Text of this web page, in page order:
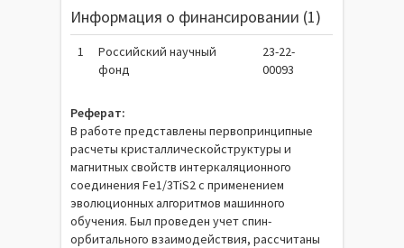
Информация о финансировании (1)
1
Российский научный
фонд
23-22-
00093
Реферат:
В работе представлены первопринципные
расчеты кристаллическойструктуры и
магнитных свойств интеркаляционного
соединения Fe1/3TiS2 с применением
эволюционных алгоритмов машинного
обучения. Был проведен учет спин-
орбитального взаимодействия, рассчитаны